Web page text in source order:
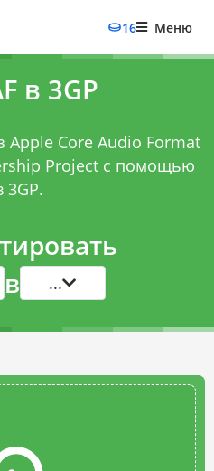
16 Меню
в 3GP
Apple Core Audio Format
Project с помощью
3GP.
в ...